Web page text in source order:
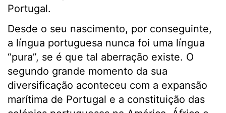
Portugal.
Desde o seu nascimento, por conseguinte,
a língua portuguesa nunca foi uma língua
“pura”, se é que tal aberração existe. O
segundo grande momento da sua
diversificação aconteceu com a expansão
marítima de Portugal e a constituição das